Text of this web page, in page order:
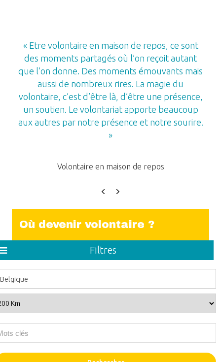
« Etre volontaire en maison de repos, ce sont
des moments partagés où l’on reçoit autant
que l’on donne. Des moments émouvants mais
aussi de nombreux rires. La magie du
volontaire, c’est d’être là, d’être une présence,
un soutien. Le volontariat apporte beaucoup
aux autres par notre présence et notre sourire.
»
Volontaire en maison de repos
Previous
Next
Où devenir volontaire ?
Filtres